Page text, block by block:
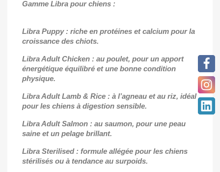
Gamme Libra pour chiens :
Libra Puppy : riche en protéines et calcium pour la
croissance des chiots.
Libra Adult Chicken : au poulet, pour un apport
énergétique équilibré et une bonne condition
physique.
Libra Adult Lamb & Rice : à l’agneau et au riz, idéal
pour les chiens à digestion sensible.
Libra Adult Salmon : au saumon, pour une peau
saine et un pelage brillant.
Libra Sterilised : formule allégée pour les chiens
stérilisés ou à tendance au surpoids.